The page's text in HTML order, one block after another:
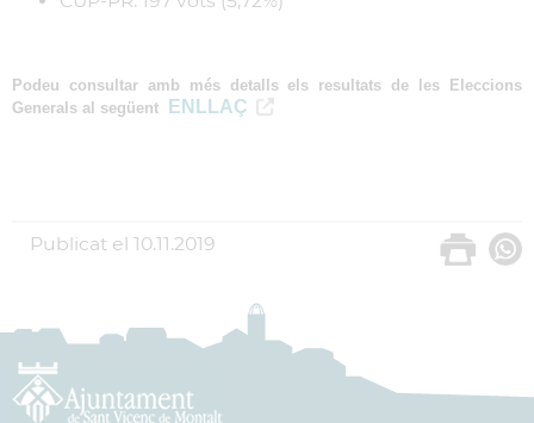
Podeu consultar amb més detalls els resultats de les Eleccions
Generals al següent
ENLLAÇ
Publicat el 10.11.2019